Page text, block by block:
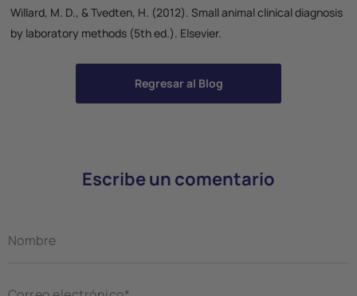
Willard, M. D., & Tvedten, H. (2012). Small animal clinical diagnosis
by laboratory methods (5th ed.). Elsevier.
Regresar al Blog
Escribe un comentario